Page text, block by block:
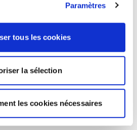
Paramètres
tous les cookies
la sélection
les cookies nécessaires